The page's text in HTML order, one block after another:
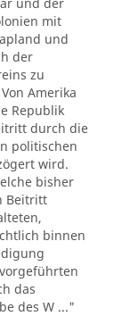
mit
und
der
zu
Amerika
Republik
durch die
politischen
wird.
bisher
Beitritt
binnen
das
des W ..."